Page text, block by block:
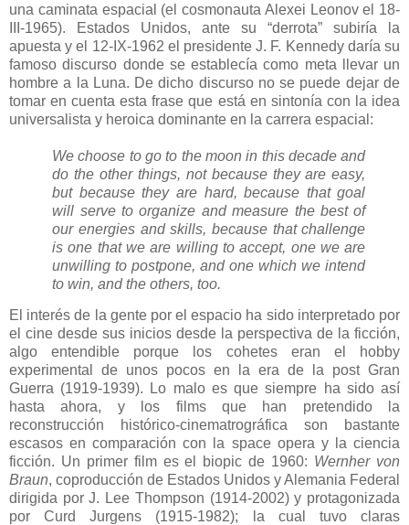
una caminata espacial (el cosmonauta Alexei Leonov el 18-
III-1965). Estados Unidos, ante su “derrota” subiría la
apuesta y el 12-IX-1962 el presidente J. F. Kennedy daría su
famoso discurso donde se establecía como meta llevar un
hombre a la Luna. De dicho discurso no se puede dejar de
tomar en cuenta esta frase que está en sintonía con la idea
universalista y heroica dominante en la carrera espacial:
We choose to go to the moon in this decade and
do the other things, not because they are easy,
but because they are hard, because that goal
will serve to organize and measure the best of
our energies and skills, because that challenge
is one that we are willing to accept, one we are
unwilling to postpone, and one which we intend
to win, and the others, too.
El interés de la gente por el espacio ha sido interpretado por
el cine desde sus inicios desde la perspectiva de la ficción,
algo entendible porque los cohetes eran el hobby
experimental de unos pocos en la era de la post Gran
Guerra (1919-1939). Lo malo es que siempre ha sido así
hasta ahora, y los films que han pretendido la
reconstrucción histórico-cinematrográfica son bastante
escasos en comparación con la space opera y la ciencia
ficción. Un primer film es el biopic de 1960: Wernher von
Braun, coproducción de Estados Unidos y Alemania Federal
dirigida por J. Lee Thompson (1914-2002) y protagonizada
por Curd Jurgens (1915-1982); la cual tuvo claras